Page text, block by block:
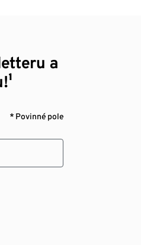
a
* Povinné pole